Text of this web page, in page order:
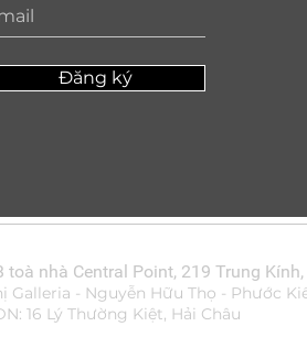
Đăng ký
nhà Central Point, 219 Trung Kính,
- Nguyễn Hữu Thọ - Phước
16 Lý Thường Kiệt, Hải Châu